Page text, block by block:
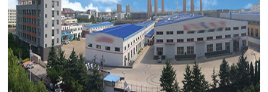
件
专
业
制
造